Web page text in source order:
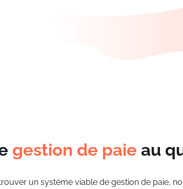
gestion de paie au
un système viable de gestion de paie,